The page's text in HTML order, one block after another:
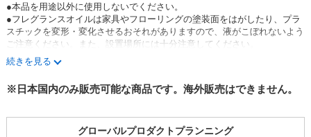
●本品を用途以外に使用しないでください。
●フレグランスオイルは家具やフローリングの塗装面をはがしたり、プラ
スチックを変形・変化させるおそれがありますので、液がこぼれないよう
ご注意ください。また、設置場所には十分注意してください。
●肌や衣類につけないようご注意ください。
●火気に近づけないでください。
●香料の性質上、時間の経過とともに色味が変わる場合があります。ま
りません。
●高温多湿、直射日光を避け、乳幼児やペットの手の届かないところで使
続きを見る
※日本国内のみ販売可能な商品です。海外販売はできません。
グローバルプロダクトプランニング